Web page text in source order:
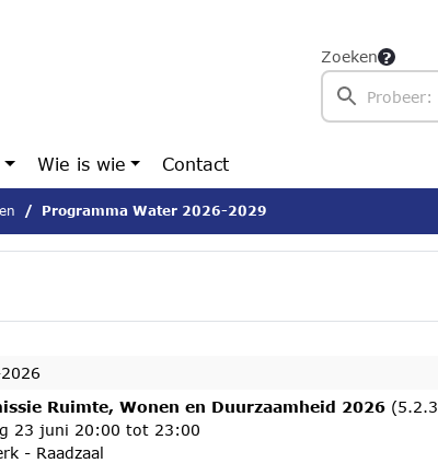
Zoeken
Wie is wie Contact
Programma Water 2026-2029
Ruimte, Wonen en Duurzaamheid 2026
23 juni 20:00 tot 23:00
- Raadzaal